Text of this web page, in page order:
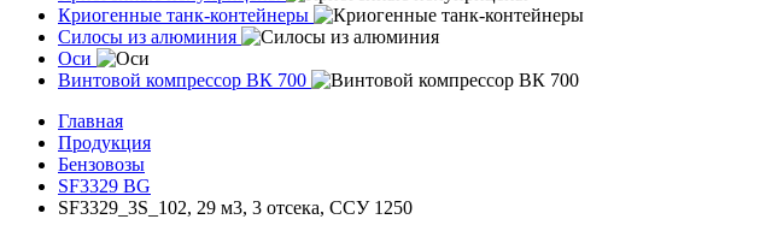
Криогенные танк-контейнеры
Силосы из алюминия
Оси
Винтовой компрессор ВК 700
Главная
Продукция
Бензовозы
SF3329 BG
SF3329_3S_102, 29 м3, 3 отсека, ССУ 1250